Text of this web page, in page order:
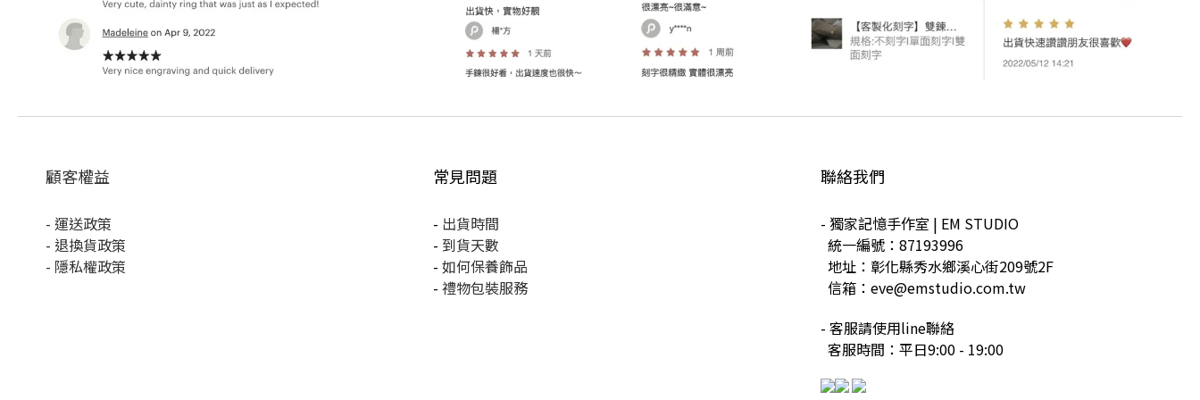
顧客權益
- 運送政策
- 退換貨政策
- 隱私權政策
常見問題
- 出貨時間
- 到貨天數
- 如何保養飾品
- 禮物包裝服務
聯絡我們
- 獨家記憶手作室 | EM STUDIO
統一編號：87193996
地址：彰化縣秀水鄉溪心街209號2F
信箱：eve@emstudio.com.tw
- 客服請使用line聯絡
客服時間：平日9:00 - 19:00